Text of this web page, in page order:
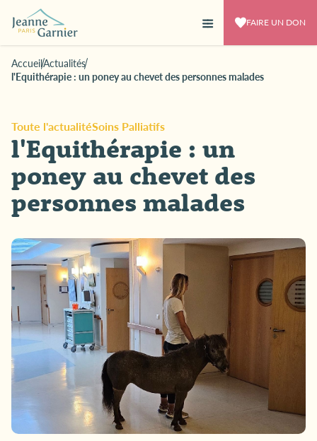
FAIRE UN DON
AccueilActualités
l'Equithérapie : un poney au chevet des personnes malades
Toute l'actualitéSoins Palliatifs
l'Equithérapie : un
poney au chevet des
personnes malades